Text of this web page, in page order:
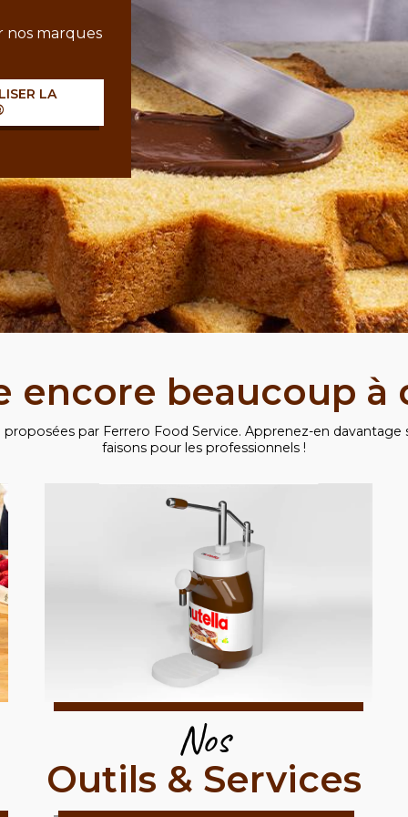
nos marques
LA
encore beaucoup à
par Ferrero Food Service. Apprenez-en
faisons pour les professionnels !
Nos
Outils & Services